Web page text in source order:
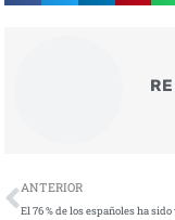
Ant
ANTERIOR